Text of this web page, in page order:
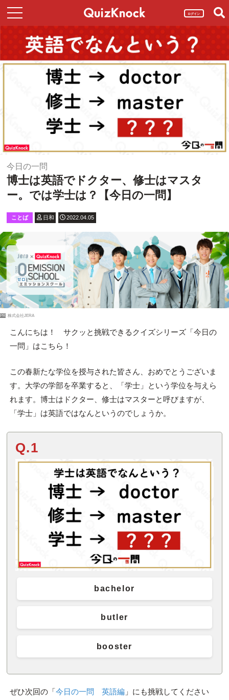
ログイン
今日の一問
博士は英語でドクター、修士はマスタ
ー。では学士は？【今日の一問】
ことば 日和 2022.04.05
PR 株式会社JERA
こんにちは！ サクッと挑戦できるクイズシリーズ「今日の
一問」はこちら！
この春新たな学位を授与された皆さん、おめでとうございま
す。大学の学部を卒業すると、「学士」という学位を与えら
れます。博士はドクター、修士はマスターと呼びますが、
「学士」は英語ではなんというのでしょうか。
Q.1
bachelor
butler
booster
ぜひ次回の「今日の一問 英語編」にも挑戦してください